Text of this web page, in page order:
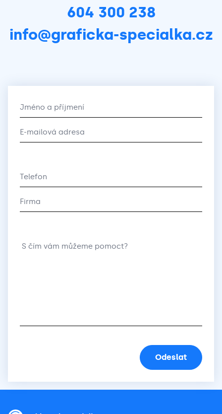
604 300 238
info@graficka-specialka.cz